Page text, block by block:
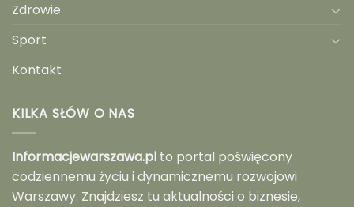
Zdrowie
Sport
Kontakt
KILKA SŁÓW O NAS
Informacjewarszawa.pl to portal poświęcony
codziennemu życiu i dynamicznemu rozwojowi
Warszawy. Znajdziesz tu aktualności o biznesie,